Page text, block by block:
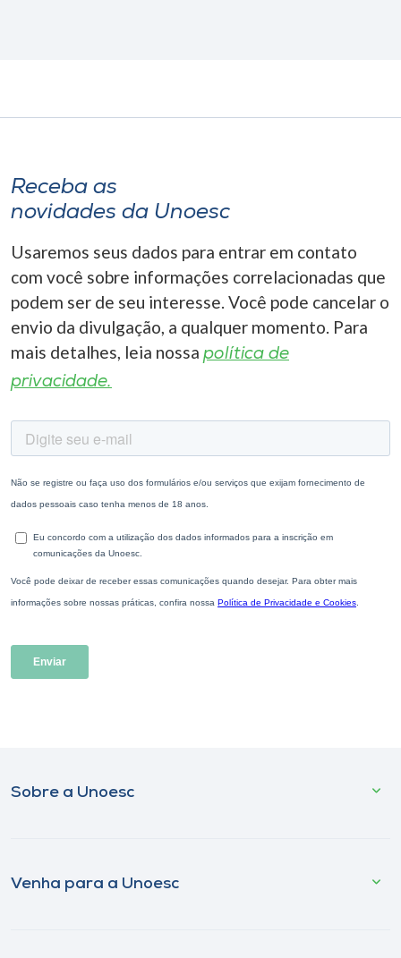
Receba as
novidades da Unoesc
Usaremos seus dados para entrar em contato
com você sobre informações correlacionadas que
podem ser de seu interesse. Você pode cancelar o
envio da divulgação, a qualquer momento. Para
mais detalhes, leia nossa política de
privacidade.
Sobre a Unoesc
Venha para a Unoesc